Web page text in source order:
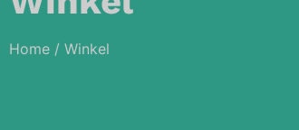
Home / Winkel